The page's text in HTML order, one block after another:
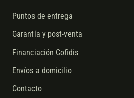
Puntos de entrega
Garantía y post-venta
Financiación Cofidis
Envíos a domicilio
Contacto